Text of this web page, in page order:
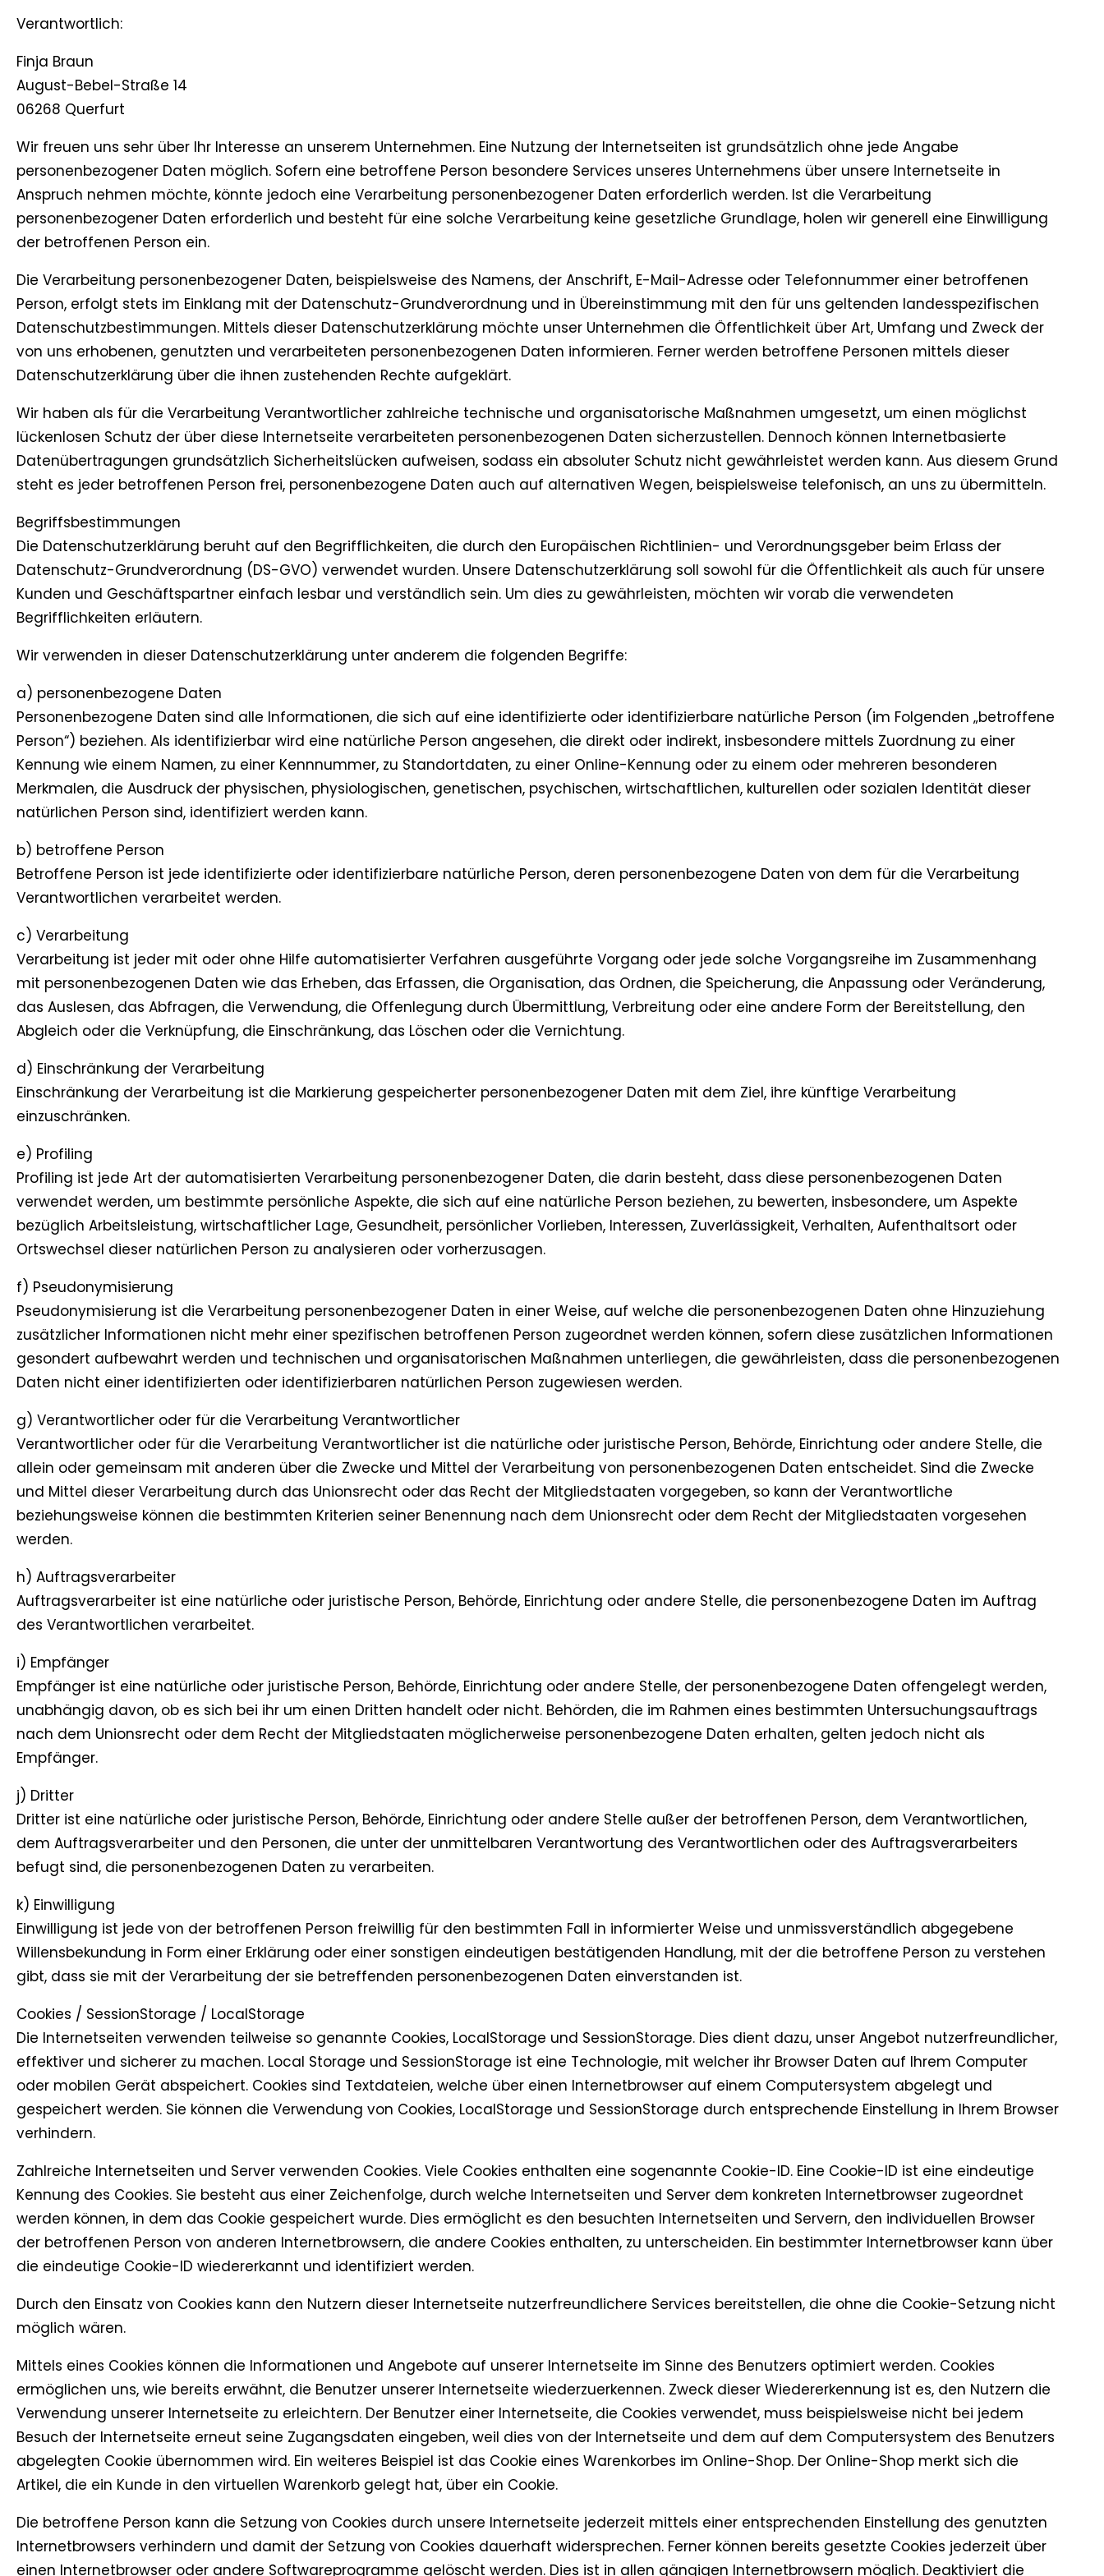
Verantwortlich:
Finja Braun
August-Bebel-Straße 14
06268 Querfurt
Wir freuen uns sehr über Ihr Interesse an unserem Unternehmen. Eine Nutzung der Internetseiten ist grundsätzlich ohne jede Angabe
personenbezogener Daten möglich. Sofern eine betroffene Person besondere Services unseres Unternehmens über unsere Internetseite in
Anspruch nehmen möchte, könnte jedoch eine Verarbeitung personenbezogener Daten erforderlich werden. Ist die Verarbeitung
personenbezogener Daten erforderlich und besteht für eine solche Verarbeitung keine gesetzliche Grundlage, holen wir generell eine Einwilligung
der betroffenen Person ein.
Die Verarbeitung personenbezogener Daten, beispielsweise des Namens, der Anschrift, E-Mail-Adresse oder Telefonnummer einer betroffenen
Person, erfolgt stets im Einklang mit der Datenschutz-Grundverordnung und in Übereinstimmung mit den für uns geltenden landesspezifischen
Datenschutzbestimmungen. Mittels dieser Datenschutzerklärung möchte unser Unternehmen die Öffentlichkeit über Art, Umfang und Zweck der
von uns erhobenen, genutzten und verarbeiteten personenbezogenen Daten informieren. Ferner werden betroffene Personen mittels dieser
Datenschutzerklärung über die ihnen zustehenden Rechte aufgeklärt.
Wir haben als für die Verarbeitung Verantwortlicher zahlreiche technische und organisatorische Maßnahmen umgesetzt, um einen möglichst
lückenlosen Schutz der über diese Internetseite verarbeiteten personenbezogenen Daten sicherzustellen. Dennoch können Internetbasierte
Datenübertragungen grundsätzlich Sicherheitslücken aufweisen, sodass ein absoluter Schutz nicht gewährleistet werden kann. Aus diesem Grund
steht es jeder betroffenen Person frei, personenbezogene Daten auch auf alternativen Wegen, beispielsweise telefonisch, an uns zu übermitteln.
Begriffsbestimmungen
Die Datenschutzerklärung beruht auf den Begrifflichkeiten, die durch den Europäischen Richtlinien- und Verordnungsgeber beim Erlass der
Datenschutz-Grundverordnung (DS-GVO) verwendet wurden. Unsere Datenschutzerklärung soll sowohl für die Öffentlichkeit als auch für unsere
Kunden und Geschäftspartner einfach lesbar und verständlich sein. Um dies zu gewährleisten, möchten wir vorab die verwendeten
Begrifflichkeiten erläutern.
Wir verwenden in dieser Datenschutzerklärung unter anderem die folgenden Begriffe:
a) personenbezogene Daten
Personenbezogene Daten sind alle Informationen, die sich auf eine identifizierte oder identifizierbare natürliche Person (im Folgenden „betroffene
Person“) beziehen. Als identifizierbar wird eine natürliche Person angesehen, die direkt oder indirekt, insbesondere mittels Zuordnung zu einer
Kennung wie einem Namen, zu einer Kennnummer, zu Standortdaten, zu einer Online-Kennung oder zu einem oder mehreren besonderen
Merkmalen, die Ausdruck der physischen, physiologischen, genetischen, psychischen, wirtschaftlichen, kulturellen oder sozialen Identität dieser
natürlichen Person sind, identifiziert werden kann.
b) betroffene Person
Betroffene Person ist jede identifizierte oder identifizierbare natürliche Person, deren personenbezogene Daten von dem für die Verarbeitung
Verantwortlichen verarbeitet werden.
c) Verarbeitung
Verarbeitung ist jeder mit oder ohne Hilfe automatisierter Verfahren ausgeführte Vorgang oder jede solche Vorgangsreihe im Zusammenhang
mit personenbezogenen Daten wie das Erheben, das Erfassen, die Organisation, das Ordnen, die Speicherung, die Anpassung oder Veränderung,
das Auslesen, das Abfragen, die Verwendung, die Offenlegung durch Übermittlung, Verbreitung oder eine andere Form der Bereitstellung, den
Abgleich oder die Verknüpfung, die Einschränkung, das Löschen oder die Vernichtung.
d) Einschränkung der Verarbeitung
Einschränkung der Verarbeitung ist die Markierung gespeicherter personenbezogener Daten mit dem Ziel, ihre künftige Verarbeitung
einzuschränken.
e) Profiling
Profiling ist jede Art der automatisierten Verarbeitung personenbezogener Daten, die darin besteht, dass diese personenbezogenen Daten
verwendet werden, um bestimmte persönliche Aspekte, die sich auf eine natürliche Person beziehen, zu bewerten, insbesondere, um Aspekte
bezüglich Arbeitsleistung, wirtschaftlicher Lage, Gesundheit, persönlicher Vorlieben, Interessen, Zuverlässigkeit, Verhalten, Aufenthaltsort oder
Ortswechsel dieser natürlichen Person zu analysieren oder vorherzusagen.
f) Pseudonymisierung
Pseudonymisierung ist die Verarbeitung personenbezogener Daten in einer Weise, auf welche die personenbezogenen Daten ohne Hinzuziehung
zusätzlicher Informationen nicht mehr einer spezifischen betroffenen Person zugeordnet werden können, sofern diese zusätzlichen Informationen
gesondert aufbewahrt werden und technischen und organisatorischen Maßnahmen unterliegen, die gewährleisten, dass die personenbezogenen
Daten nicht einer identifizierten oder identifizierbaren natürlichen Person zugewiesen werden.
g) Verantwortlicher oder für die Verarbeitung Verantwortlicher
Verantwortlicher oder für die Verarbeitung Verantwortlicher ist die natürliche oder juristische Person, Behörde, Einrichtung oder andere Stelle, die
allein oder gemeinsam mit anderen über die Zwecke und Mittel der Verarbeitung von personenbezogenen Daten entscheidet. Sind die Zwecke
und Mittel dieser Verarbeitung durch das Unionsrecht oder das Recht der Mitgliedstaaten vorgegeben, so kann der Verantwortliche
beziehungsweise können die bestimmten Kriterien seiner Benennung nach dem Unionsrecht oder dem Recht der Mitgliedstaaten vorgesehen
werden.
h) Auftragsverarbeiter
Auftragsverarbeiter ist eine natürliche oder juristische Person, Behörde, Einrichtung oder andere Stelle, die personenbezogene Daten im Auftrag
des Verantwortlichen verarbeitet.
i) Empfänger
Empfänger ist eine natürliche oder juristische Person, Behörde, Einrichtung oder andere Stelle, der personenbezogene Daten offengelegt werden,
unabhängig davon, ob es sich bei ihr um einen Dritten handelt oder nicht. Behörden, die im Rahmen eines bestimmten Untersuchungsauftrags
nach dem Unionsrecht oder dem Recht der Mitgliedstaaten möglicherweise personenbezogene Daten erhalten, gelten jedoch nicht als
Empfänger.
j) Dritter
Dritter ist eine natürliche oder juristische Person, Behörde, Einrichtung oder andere Stelle außer der betroffenen Person, dem Verantwortlichen,
dem Auftragsverarbeiter und den Personen, die unter der unmittelbaren Verantwortung des Verantwortlichen oder des Auftragsverarbeiters
befugt sind, die personenbezogenen Daten zu verarbeiten.
k) Einwilligung
Einwilligung ist jede von der betroffenen Person freiwillig für den bestimmten Fall in informierter Weise und unmissverständlich abgegebene
Willensbekundung in Form einer Erklärung oder einer sonstigen eindeutigen bestätigenden Handlung, mit der die betroffene Person zu verstehen
gibt, dass sie mit der Verarbeitung der sie betreffenden personenbezogenen Daten einverstanden ist.
Cookies / SessionStorage / LocalStorage
Die Internetseiten verwenden teilweise so genannte Cookies, LocalStorage und SessionStorage. Dies dient dazu, unser Angebot nutzerfreundlicher,
effektiver und sicherer zu machen. Local Storage und SessionStorage ist eine Technologie, mit welcher ihr Browser Daten auf Ihrem Computer
oder mobilen Gerät abspeichert. Cookies sind Textdateien, welche über einen Internetbrowser auf einem Computersystem abgelegt und
gespeichert werden. Sie können die Verwendung von Cookies, LocalStorage und SessionStorage durch entsprechende Einstellung in Ihrem Browser
verhindern.
Zahlreiche Internetseiten und Server verwenden Cookies. Viele Cookies enthalten eine sogenannte Cookie-ID. Eine Cookie-ID ist eine eindeutige
Kennung des Cookies. Sie besteht aus einer Zeichenfolge, durch welche Internetseiten und Server dem konkreten Internetbrowser zugeordnet
werden können, in dem das Cookie gespeichert wurde. Dies ermöglicht es den besuchten Internetseiten und Servern, den individuellen Browser
der betroffenen Person von anderen Internetbrowsern, die andere Cookies enthalten, zu unterscheiden. Ein bestimmter Internetbrowser kann über
die eindeutige Cookie-ID wiedererkannt und identifiziert werden.
Durch den Einsatz von Cookies kann den Nutzern dieser Internetseite nutzerfreundlichere Services bereitstellen, die ohne die Cookie-Setzung nicht
möglich wären.
Mittels eines Cookies können die Informationen und Angebote auf unserer Internetseite im Sinne des Benutzers optimiert werden. Cookies
ermöglichen uns, wie bereits erwähnt, die Benutzer unserer Internetseite wiederzuerkennen. Zweck dieser Wiedererkennung ist es, den Nutzern die
Verwendung unserer Internetseite zu erleichtern. Der Benutzer einer Internetseite, die Cookies verwendet, muss beispielsweise nicht bei jedem
Besuch der Internetseite erneut seine Zugangsdaten eingeben, weil dies von der Internetseite und dem auf dem Computersystem des Benutzers
abgelegten Cookie übernommen wird. Ein weiteres Beispiel ist das Cookie eines Warenkorbes im Online-Shop. Der Online-Shop merkt sich die
Artikel, die ein Kunde in den virtuellen Warenkorb gelegt hat, über ein Cookie.
Die betroffene Person kann die Setzung von Cookies durch unsere Internetseite jederzeit mittels einer entsprechenden Einstellung des genutzten
Internetbrowsers verhindern und damit der Setzung von Cookies dauerhaft widersprechen. Ferner können bereits gesetzte Cookies jederzeit über
einen Internetbrowser oder andere Softwareprogramme gelöscht werden. Dies ist in allen gängigen Internetbrowsern möglich. Deaktiviert die